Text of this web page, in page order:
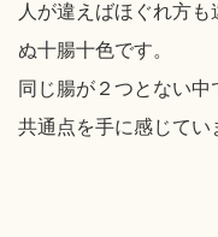
人が違えばほぐれ方
ぬ十腸十色です。
同じ腸が２つとない中
共通点を手に感じてい